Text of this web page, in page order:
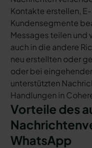
Kontakte erstellen,
Kundensegmente
Messages teilen und
auch in die andere
neu erstellten oder
oder bei
unterstützten
Handlungen in
Vorteile des
WhatsApp